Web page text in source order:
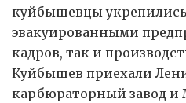
куйбышевцы
эвакуированными
кадров, так и
Куйбышев приехали
карбюраторный завод и